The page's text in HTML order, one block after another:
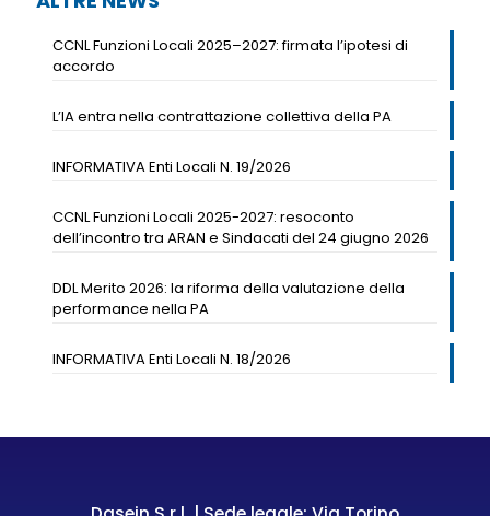
CCNL Funzioni Locali 2025–2027: firmata l’ipotesi di
accordo
L’IA entra nella contrattazione collettiva della PA
INFORMATIVA Enti Locali N. 19/2026
CCNL Funzioni Locali 2025-2027: resoconto
dell’incontro tra ARAN e Sindacati del 24 giugno 2026
DDL Merito 2026: la riforma della valutazione della
performance nella PA
INFORMATIVA Enti Locali N. 18/2026